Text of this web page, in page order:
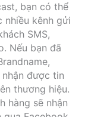
bạn có thể
nhiều kênh gửi
SMS,
Nếu bạn đã
nhận được tin
thương hiệu.
hàng sẽ nhận